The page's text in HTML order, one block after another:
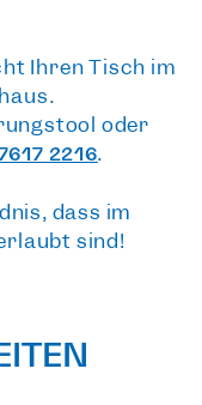
Ihren Tisch im
oder
2216.
dass im
sind!